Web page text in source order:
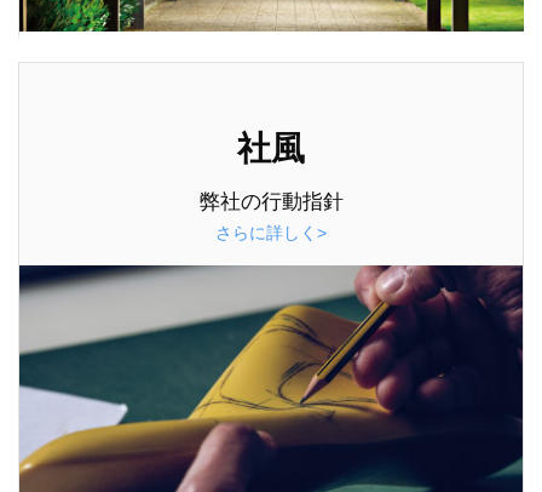
社風
弊社の行動指針
さらに詳しく>